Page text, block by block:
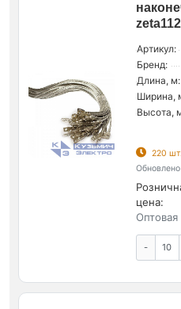
Артикул:
Бренд:
Длина, м:
Ширина,
Высота,
220
цена:
Оптовая
-